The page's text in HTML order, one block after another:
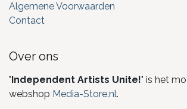
Algemene Voorwaarden
Contact
Over ons
" Independent Artists Unite!" is het
webshop Media-Store.nl.